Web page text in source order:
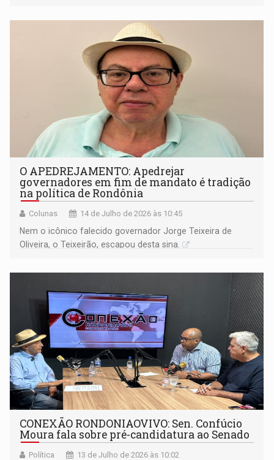
O APEDREJAMENTO: Apedrejar
governadores em fim de mandato é tradição
na política de Rondônia
Colunas 14 de Julho de 2026 às 10:45
Nem o icônico falecido governador Jorge Teixeira de
Oliveira, o Teixeirão, escapou desta sina.
CONEXÃO RONDONIAOVIVO: Sen. Confúcio
Moura fala sobre pré-candidatura ao Senado
Política 13 de Julho de 2026 às 10:02